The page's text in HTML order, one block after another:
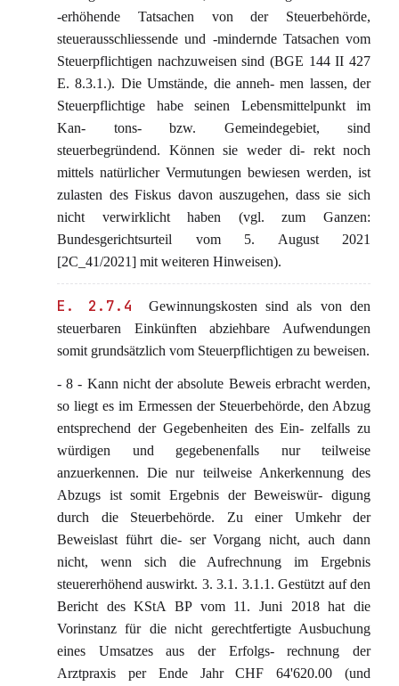
-erhöhende Tatsachen von der Steuerbehörde,
steuerausschliessende und -mindernde Tatsachen vom
Steuerpflichtigen nachzuweisen sind (BGE 144 II 427
E. 8.3.1.). Die Umstände, die anneh- men lassen, der
Steuerpflichtige habe seinen Lebensmittelpunkt im
Kan- tons- bzw. Gemeindegebiet, sind
steuerbegründend. Können sie weder di- rekt noch
mittels natürlicher Vermutungen bewiesen werden, ist
zulasten des Fiskus davon auszugehen, dass sie sich
nicht verwirklicht haben (vgl. zum Ganzen:
Bundesgerichtsurteil vom 5. August 2021
[2C_41/2021] mit weiteren Hinweisen).
E. 2.7.4
Gewinnungskosten sind als von den
steuerbaren Einkünften abziehbare Aufwendungen
somit grundsätzlich vom Steuerpflichtigen zu beweisen.
- 8 - Kann nicht der absolute Beweis erbracht werden,
so liegt es im Ermessen der Steuerbehörde, den Abzug
entsprechend der Gegebenheiten des Ein- zelfalls zu
würdigen und gegebenenfalls nur teilweise
anzuerkennen. Die nur teilweise Ankerkennung des
Abzugs ist somit Ergebnis der Beweiswür- digung
durch die Steuerbehörde. Zu einer Umkehr der
Beweislast führt die- ser Vorgang nicht, auch dann
nicht, wenn sich die Aufrechnung im Ergebnis
steuererhöhend auswirkt. 3. 3.1. 3.1.1. Gestützt auf den
Bericht des KStA BP vom 11. Juni 2018 hat die
Vorinstanz für die nicht gerechtfertigte Ausbuchung
eines Umsatzes aus der Erfolgs- rechnung der
Arztpraxis per Ende Jahr CHF 64'620.00 (und